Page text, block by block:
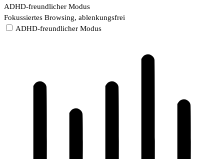
ADHD-freundlicher Modus
Fokussiertes Browsing, ablenkungsfrei
ADHD-freundlicher Modus